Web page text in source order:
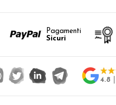
Pagamenti
Sicuri
4.8